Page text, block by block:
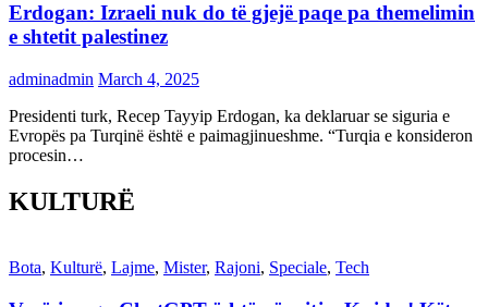
Erdogan: Izraeli nuk do të gjejë paqe pa themelimin
e shtetit palestinez
adminadmin March 4, 2025
Presidenti turk, Recep Tayyip Erdogan, ka deklaruar se siguria e
Evropës pa Turqinë është e paimagjinueshme. “Turqia e konsideron
procesin…
KULTURË
Bota, Kulturë, Lajme, Mister, Rajoni, Speciale, Tech